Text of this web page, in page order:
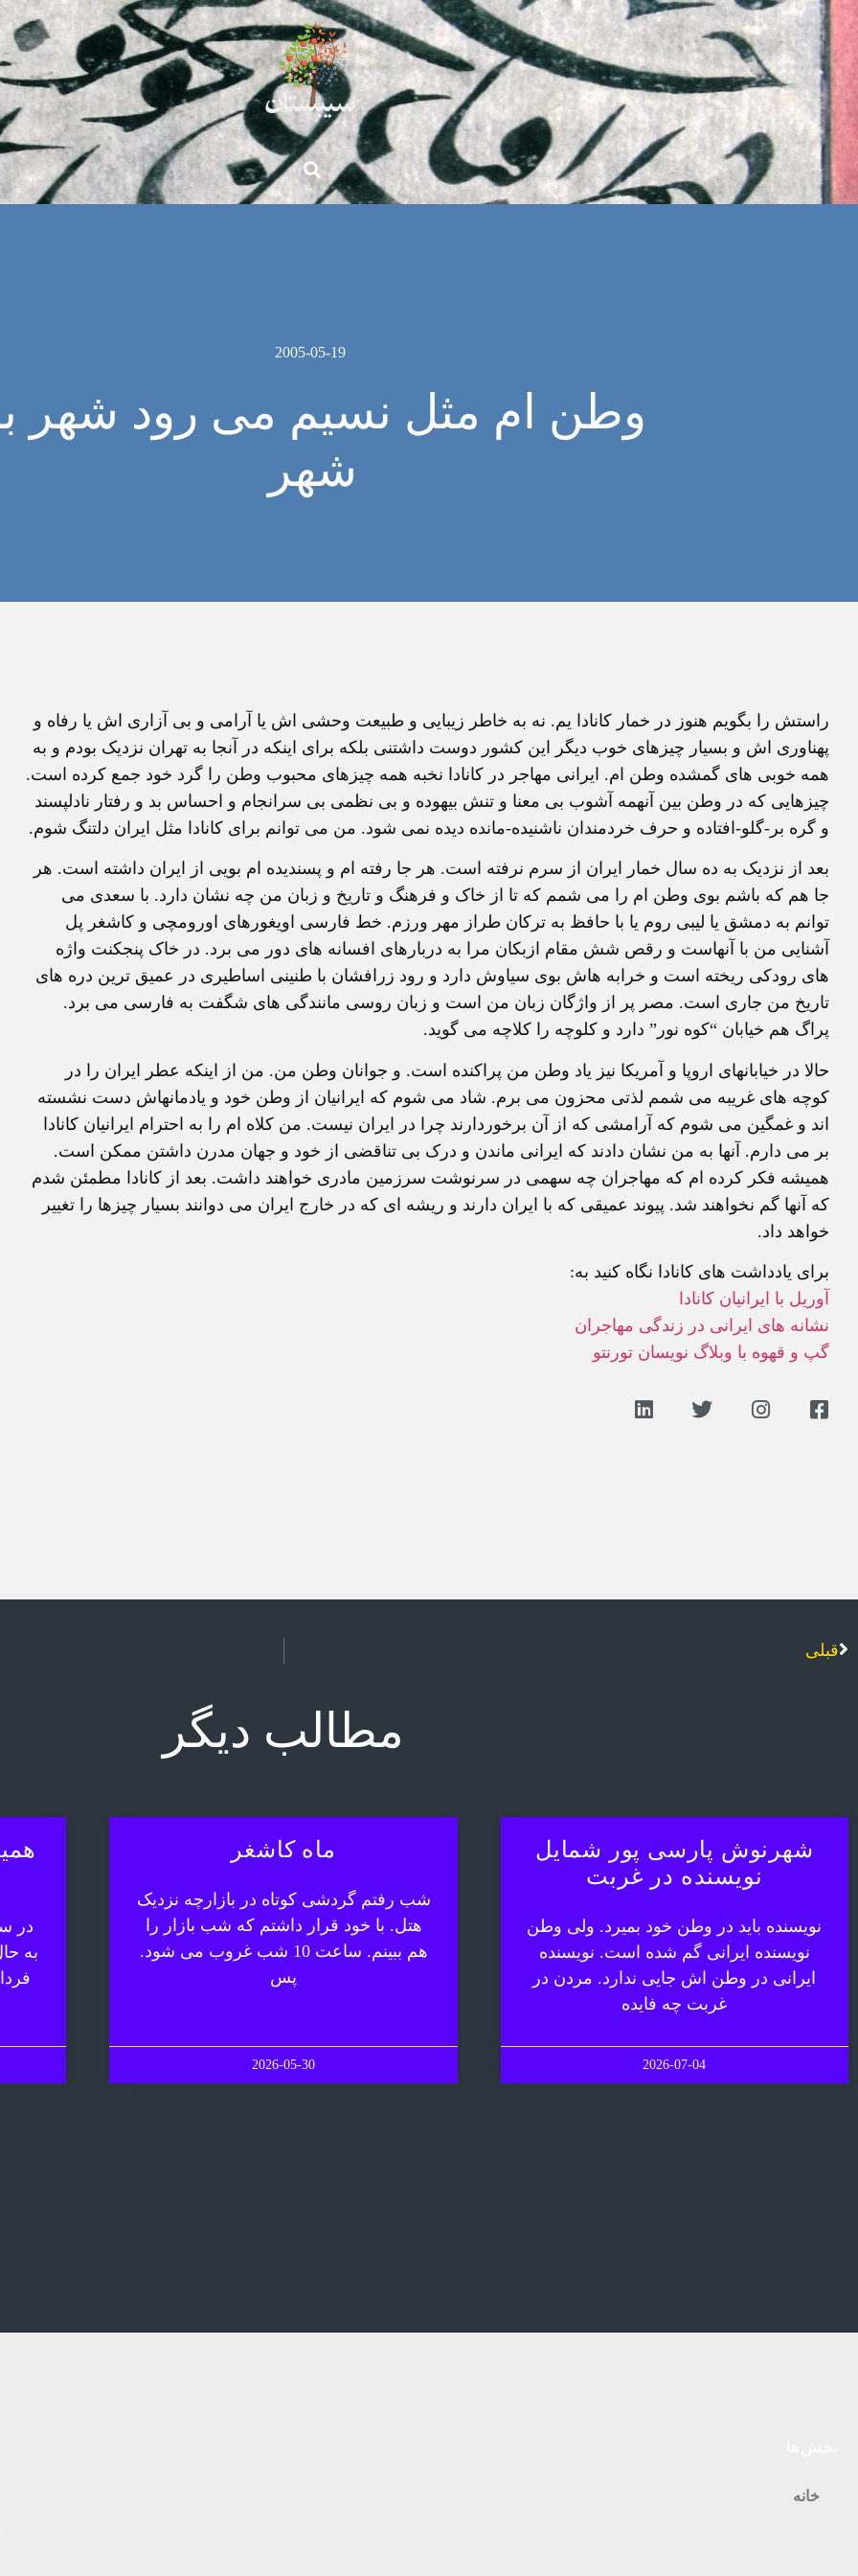
2005-05-19
وطن ام مثل نسيم می رود شهر
شهر
راستش را بگويم هنوز در خمار کانادا يم. نه به خاطر زيبايی و طبيعت وحشی اش يا آرامی و بی آزاری اش يا رفاه و
پهناوری اش و بسيار چيزهای خوب ديگر اين کشور دوست داشتنی بلکه برای اينکه در آنجا به تهران نزديک بودم و به
همه خوبی های گمشده وطن ام. ايرانی مهاجر در کانادا نخبه همه چيزهای محبوب وطن را گرد خود جمع کرده است.
چيزهايی که در وطن بين آنهمه آشوب بی معنا و تنش بيهوده و بی نظمی بی سرانجام و احساس بد و رفتار نادلپسند
و گره بر-گلو-افتاده و حرف خردمندان ناشنيده-مانده ديده نمی شود. من می توانم برای کانادا مثل ايران دلتنگ شوم.
بعد از نزديک به ده سال خمار ايران از سرم نرفته است. هر جا رفته ام و پسنديده ام بويی از ايران داشته است. هر
جا هم که باشم بوی وطن ام را می شمم که تا از خاک و فرهنگ و تاريخ و زبان من چه نشان دارد. با سعدی می
توانم به دمشق يا ليبی روم يا با حافظ به ترکان طراز مهر ورزم. خط فارسی اويغورهای اورومچی و کاشغر پل
آشنايی من با آنهاست و رقص شش مقام ازبکان مرا به دربارهای افسانه های دور می برد. در خاک پنجکنت واژه
های رودکی ريخته است و خرابه هاش بوی سياوش دارد و رود زرافشان با طنينی اساطيری در عميق ترين دره های
تاريخ من جاری است. مصر پر از واژگان زبان من است و زبان روسی مانندگی های شگفت به فارسی می برد.
پراگ هم خيابان “کوه نور” دارد و کلوچه را کلاچه می گويد.
حالا در خيابانهای اروپا و آمريکا نيز ياد وطن من پراکنده است. و جوانان وطن من. من از اينکه عطر ايران را در
کوچه های غريبه می شمم لذتی محزون می برم. شاد می شوم که ايرانيان از وطن خود و يادمانهاش دست نشسته
اند و غمگين می شوم که آرامشی که از آن برخوردارند چرا در ايران نيست. من کلاه ام را به احترام ايرانيان کانادا
بر می دارم. آنها به من نشان دادند که ايرانی ماندن و درک بی تناقضی از خود و جهان مدرن داشتن ممکن است.
هميشه فکر کرده ام که مهاجران چه سهمی در سرنوشت سرزمين مادری خواهند داشت. بعد از کانادا مطمئن شدم
که آنها گم نخواهند شد. پيوند عميقی که با ايران دارند و ريشه ای که در خارج ايران می دوانند بسيار چيزها را تغيير
خواهد داد.
برای يادداشت های کانادا نگاه کنيد به:
آوريل با ايرانيان کانادا
نشانه های ايرانی در زندگی مهاجران
گپ و قهوه با وبلاگ نويسان تورنتو
قبلی
مطالب دیگر
شهرنوش پارسی پور شمایل
نویسنده در غربت
نویسنده باید در وطن خود بمیرد. ولی وطن
نویسنده ایرانی گم شده است. نویسنده
ایرانی در وطن اش جایی ندارد. مردن در
غربت چه فایده
2026-07-04
ماه کاشغر
شب رفتم گردشی کوتاه در بازارچه نزدیک
هتل. با خود قرار داشتم که شب بازار را
هم ببینم. ساعت 10 شب غروب می شود.
پس
2026-05-30
در
به
خانه